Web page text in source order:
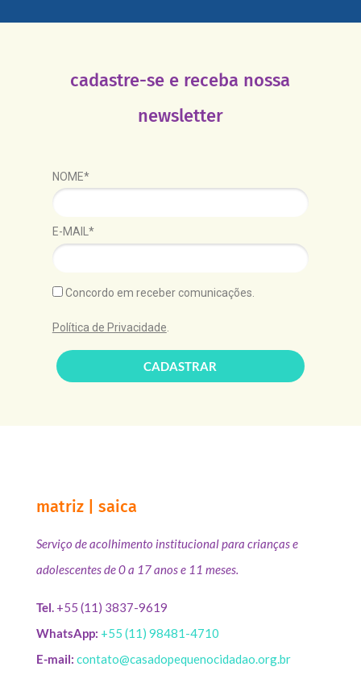
cadastre-se e receba nossa
newsletter
NOME*
E-MAIL*
Concordo em receber comunicações.
Política de Privacidade
CADASTRAR
matriz | saica
Serviço de acolhimento institucional para crianças e
adolescentes de 0 a 17 anos e 11 meses.
Tel.+55 (11) 3837-9619
WhatsApp: +55 (11) 98481-4710
E-mail: contato@casadopequenocidadao.org.br